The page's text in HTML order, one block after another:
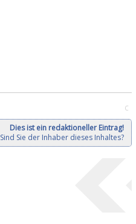
C
Dies ist ein redaktioneller Eintrag!
Sind Sie der Inhaber dieses Inhaltes?